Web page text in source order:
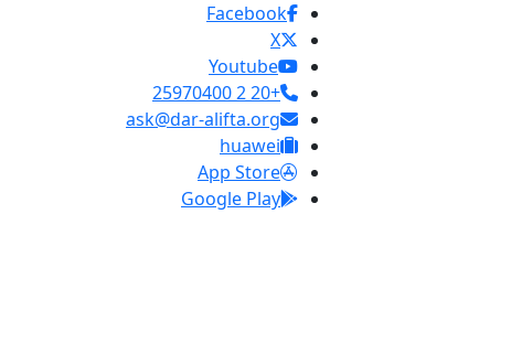
Facebook
X
Youtube
+20 2 25970400
ask@dar-alifta.org
huawei
App Store
Google Play